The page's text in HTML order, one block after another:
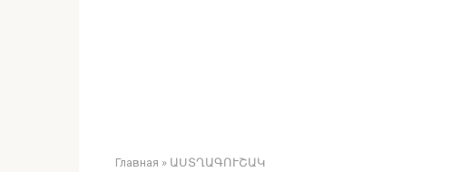
Главная » ԱՍՏՂԱԳՈՒՇԱԿ